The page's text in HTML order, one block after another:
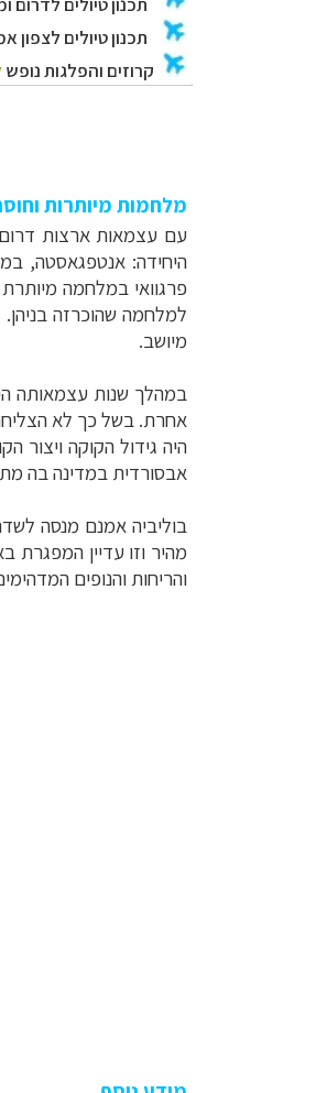
מלחמות מיותרות
היחידה: אנטפגאסטה, במלחמה
למלחמה שהוכרזה
מיושב.
במהלך שנות עצמאותה
אחרת. בשל כך לא
היה גידול הקוקה ויצור
אבסורדית במדינה בה
בוליביה אמנם מנסה
מהיר וזו עדיין המפגרת
והריחות והנופים